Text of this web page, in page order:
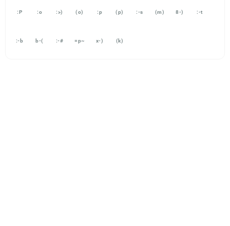
:P :o :>) (o) :p (p) :-s (m) 8-) :-t
:-b b-( :-# =p~ x-) (k)